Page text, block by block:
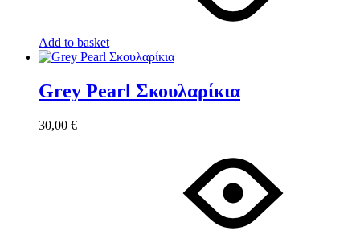
Add to basket
Grey Pearl Σκουλαρίκια
30,00 €